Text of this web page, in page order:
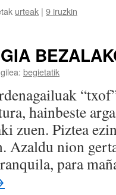
urteak | 9 iruzkin
begietatik
hainbeste
zuen. Piztea
Azaldu nion
para